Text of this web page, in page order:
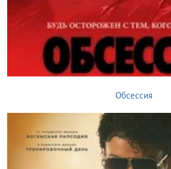
Обсессия